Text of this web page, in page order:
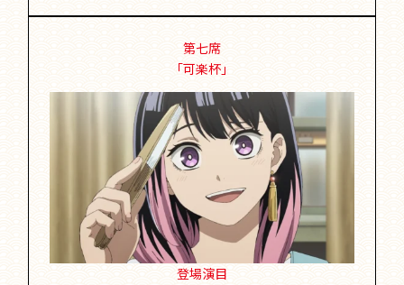
第七席
「可楽杯」
登場演目